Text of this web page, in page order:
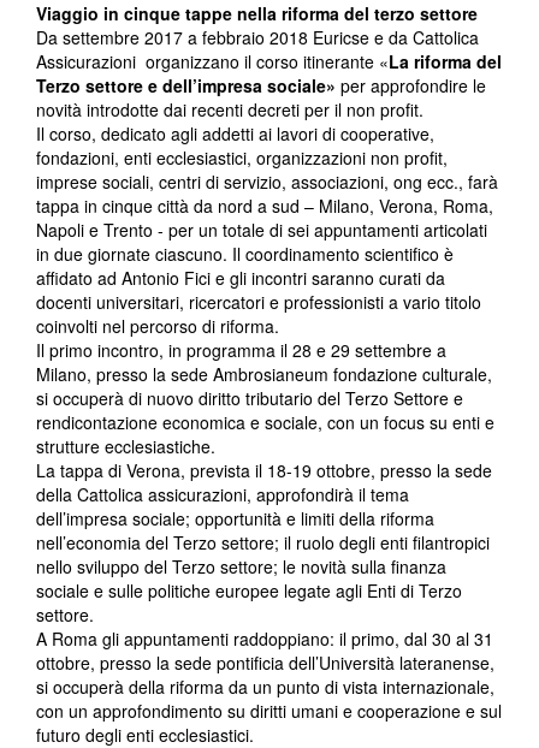
Viaggio in cinque tappe nella riforma del terzo settore
Da settembre 2017 a febbraio 2018 Euricse e da Cattolica
Assicurazioni organizzano il corso itinerante «La riforma del
Terzo settore e dell’impresa sociale» per approfondire le
novità introdotte dai recenti decreti per il non profit.
Il corso, dedicato agli addetti ai lavori di cooperative,
fondazioni, enti ecclesiastici, organizzazioni non profit,
imprese sociali, centri di servizio, associazioni, ong ecc., farà
tappa in cinque città da nord a sud – Milano, Verona, Roma,
Napoli e Trento - per un totale di sei appuntamenti articolati
in due giornate ciascuno. Il coordinamento scientifico è
affidato ad Antonio Fici e gli incontri saranno curati da
docenti universitari, ricercatori e professionisti a vario titolo
coinvolti nel percorso di riforma.
Il primo incontro, in programma il 28 e 29 settembre a
Milano, presso la sede Ambrosianeum fondazione culturale,
si occuperà di nuovo diritto tributario del Terzo Settore e
rendicontazione economica e sociale, con un focus su enti e
strutture ecclesiastiche.
La tappa di Verona, prevista il 18-19 ottobre, presso la sede
della Cattolica assicurazioni, approfondirà il tema
dell’impresa sociale; opportunità e limiti della riforma
nell’economia del Terzo settore; il ruolo degli enti filantropici
nello sviluppo del Terzo settore; le novità sulla finanza
sociale e sulle politiche europee legate agli Enti di Terzo
settore.
A Roma gli appuntamenti raddoppiano: il primo, dal 30 al 31
ottobre, presso la sede pontificia dell’Università lateranense,
si occuperà della riforma da un punto di vista internazionale,
con un approfondimento su diritti umani e cooperazione e sul
futuro degli enti ecclesiastici.